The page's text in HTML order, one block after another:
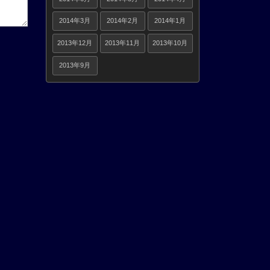
2014年3月 2014年2月 2014年1月
2013年12月 2013年11月 2013年10月
2013年9月